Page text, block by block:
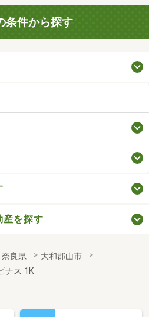
条件から探す
産を探す
奈良県
大和郡山市
ナス 1K